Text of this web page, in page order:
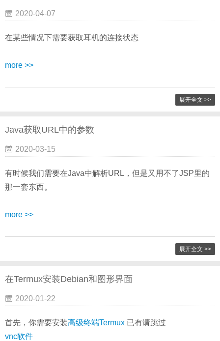
2020-04-07
在某些情况下需要获取耳机的连接状态
more >>
展开全文 >>
Java获取URL中的参数
2020-03-15
有时候我们需要在Java中解析URL，但是又用不了JSP里的
那一套东西。
more >>
展开全文 >>
在Termux安装Debian和图形界面
2020-01-22
首先，你需要安装高级终端Termux 已有请跳过
vnc软件